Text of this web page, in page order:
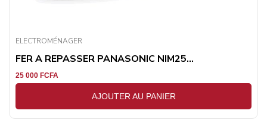
ELECTROMÉNAGER
FER A REPASSER PANASONIC NIM25...
25 000 FCFA
AJOUTER AU PANIER